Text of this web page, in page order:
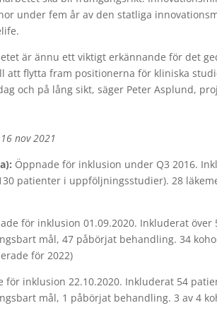
under fem år av den statliga
är ännu ett viktigt erkännande för det
att flytta fram positionerna för kliniska
och på lång sikt, säger Peter Asplund,
nov 2021
Öppnade för inklusion under Q3 2016.
patienter i uppföljningsstudier). 28
för inklusion 01.09.2020. Inkluderat
mål, 47 påbörjat behandling. 34
för 2022)
för inklusion 22.10.2020. Inkluderat 54
mål, 1 påbörjat behandling. 3 av 4